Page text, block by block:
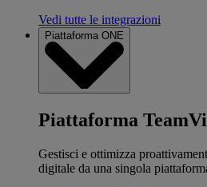
Vedi tutte le integrazioni
Piattaforma ONE
Piattaforma
Gestisci e ottimizza
digitale da una singola